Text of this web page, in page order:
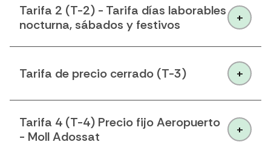
Tarifa 2 (T-2) - Tarifa días laborables
nocturna, sábados y festivos
Tarifa de precio cerrado (T-3)
Tarifa 4 (T-4) Precio fijo Aeropuerto
- Moll Adossat